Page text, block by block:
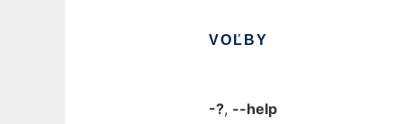
VOĽBY
-?, --help